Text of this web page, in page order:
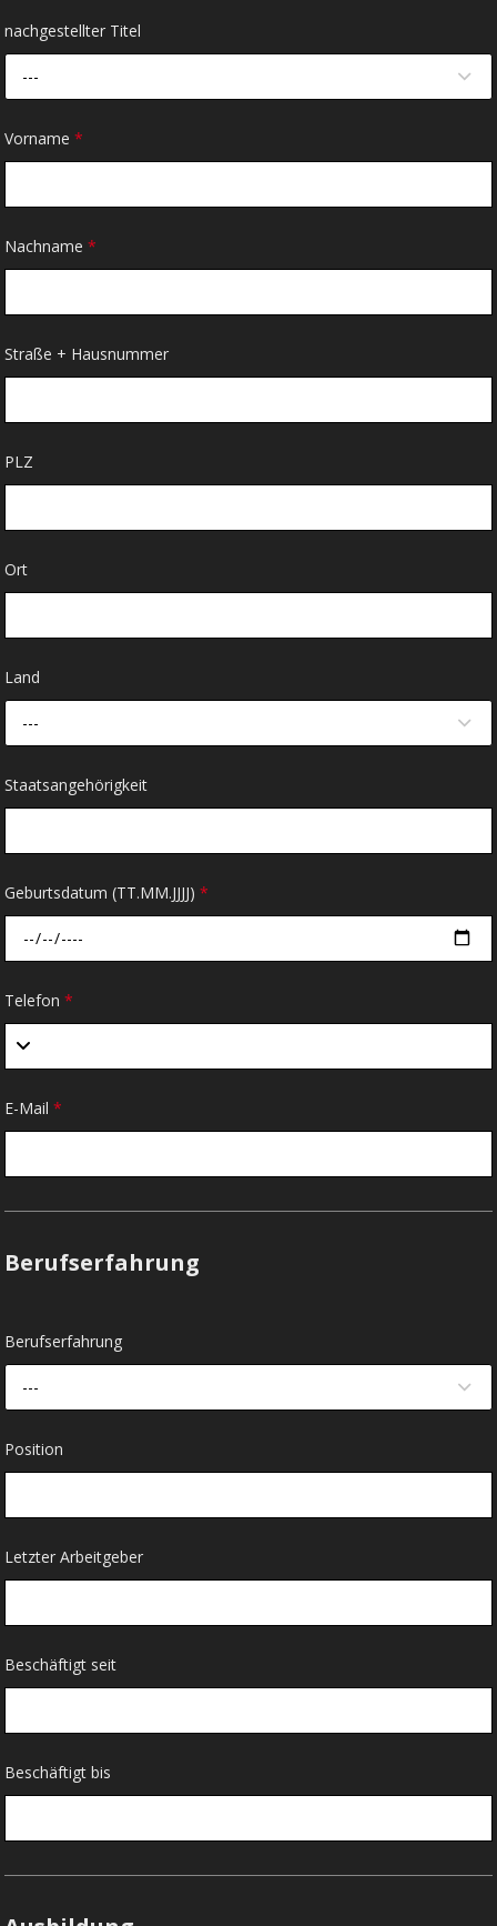
nachgestellter Titel
---
Vorname*
Nachname*
Straße + Hausnummer
PLZ
Ort
Land
---
Staatsangehörigkeit
Geburtsdatum (TT.MM.JJJJ)*
Telefon*
E-Mail*
Berufserfahrung
Berufserfahrung
---
Position
Letzter Arbeitgeber
Beschäftigt seit
Beschäftigt bis